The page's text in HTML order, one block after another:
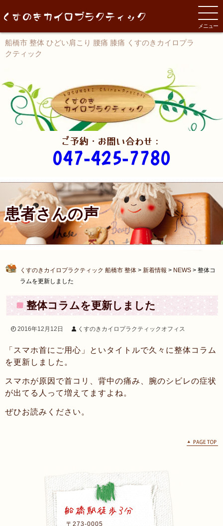
船橋市 整体 ひどい肩こり 腰痛 膝痛 くすのきカイロプラ
クティック
ご予約・お問い合わせ：
047-425-7780
患者さんの声
くすのきカイロプラクティック 船橋市 整体 > 新着情報 > NEWS > 整体コ
ラムを更新しました
整体コラムを更新しました
2016年12月12日 くすのきカイロプラクティックオフィス
「スマホ首にご用心」といタイトルで久々に整体コラム
を更新しました。
スマホが原因で首コリ、背中の痛み、腕のシビレの症状
が出てる人って増えてますよね。
ぜひお読みください。
〒273-0005
メニュー